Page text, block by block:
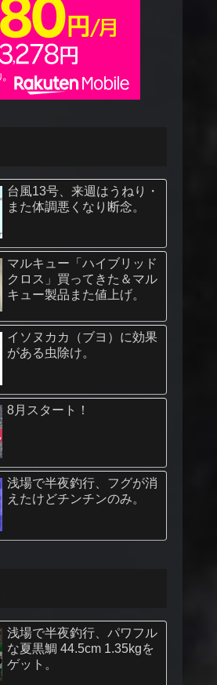
台風13号、来週はうねり・
また体調悪くなり断念。
マルキュー「ハイブリッド
クロス」買ってきた＆マル
キュー製品また値上げ。
イソヌカカ（ブヨ）に効果
がある虫除け。
8月スタート！
浅場で半夜釣行、フグが消
えたけどチンチンのみ。
浅場で半夜釣行、パワフル
な夏黒鯛 44.5cm 1.35kgを
ゲット。